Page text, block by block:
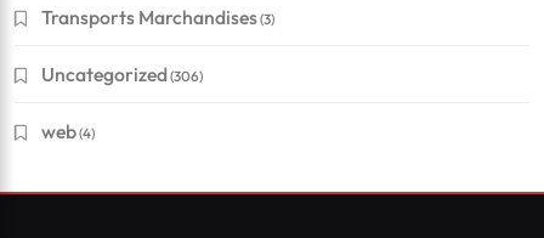
Transports Marchandises(3)
Uncategorized(306)
web(4)
Conseils pour réussir à obtenir un crédit en Suisse
Mars 3, 2026